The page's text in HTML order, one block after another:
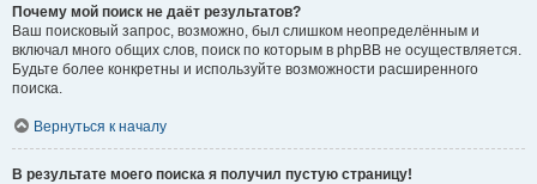
Почему мой поиск не даёт результатов?
Ваш поисковый запрос, возможно, был слишком неопределённым и
включал много общих слов, поиск по которым в phpBB не осуществляется.
Будьте более конкретны и используйте возможности расширенного
поиска.
Вернуться к началу
В результате моего поиска я получил пустую страницу!